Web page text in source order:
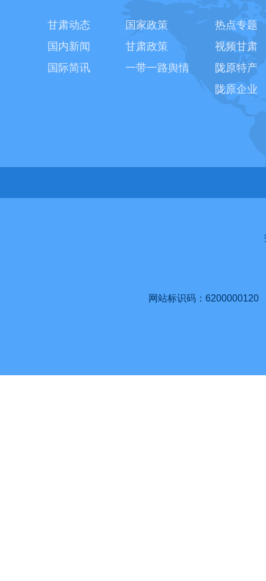
甘肃动态
国内新闻
国际简讯
国家政策
甘肃政策
一带一路舆情
热点专题
视频甘肃
陇原特产
陇原企业
网站标识码：6200000120